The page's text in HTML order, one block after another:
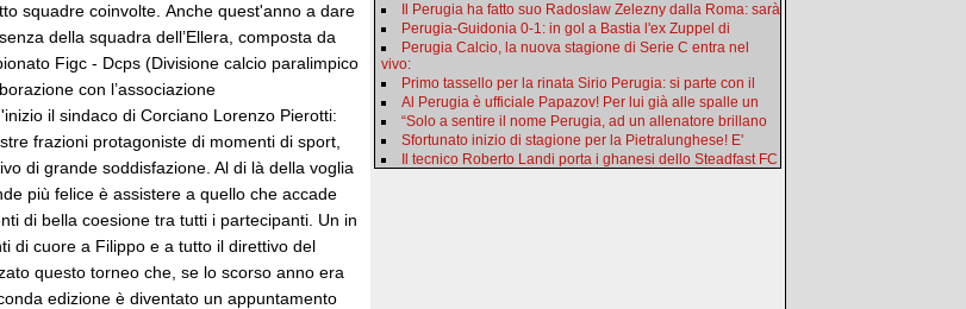
squadre coinvolte. Anche quest'anno a dare
della squadra dell’Ellera, composta da
Figc - Dcps (Divisione calcio paralimpico
con l’associazione
il sindaco di Corciano Lorenzo Pierotti:
frazioni protagoniste di momenti di sport,
di grande soddisfazione. Al di là della voglia
più felice è assistere a quello che accade
di bella coesione tra tutti i partecipanti. Un in
di cuore a Filippo e a tutto il direttivo del
questo torneo che, se lo scorso anno era
edizione è diventato un appuntamento
Il Perugia ha fatto suo Radoslaw Zelezny dalla Roma: sarà
Perugia-Guidonia 0-1: in gol a Bastia l'ex Zuppel di
Perugia Calcio, la nuova stagione di Serie C entra nel
vivo:
Primo tassello per la rinata Sirio Perugia: si parte con il
Al Perugia è ufficiale Papazov! Per lui già alle spalle un
“Solo a sentire il nome Perugia, ad un allenatore brillano
Sfortunato inizio di stagione per la Pietralunghese! E'
Il tecnico Roberto Landi porta i ghanesi dello Steadfast FC